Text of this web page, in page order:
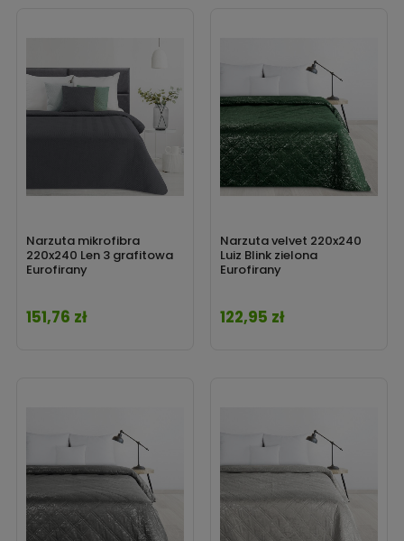
Narzuta mikrofibra
220x240 Len 3 grafitowa
Eurofirany
Cena
151,76 zł
Narzuta velvet 220x240
Luiz Blink zielona
Eurofirany
Cena
122,95 zł